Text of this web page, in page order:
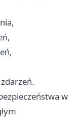
zdarzeń.
w